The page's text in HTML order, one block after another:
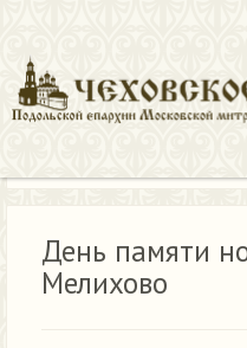
День памяти
Мелихово